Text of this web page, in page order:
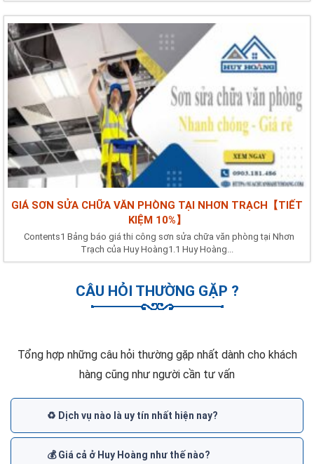
GIÁ SƠN SỬA CHỮA VĂN PHÒNG TẠI NHƠN TRẠCH【TIẾT
KIỆM 10%】
Contents1 Bảng báo giá thi công sơn sửa chữa văn phòng tại Nhơn
Trạch của Huy Hoàng1.1 Huy Hoàng...
CÂU HỎI THƯỜNG GẶP ?
Tổng hợp những câu hỏi thường gặp nhất dành cho khách
hàng cũng như người cần tư vấn
♻️ Dịch vụ nào là uy tín nhất hiện nay?
💰 Giá cả ở Huy Hoàng như thế nào?